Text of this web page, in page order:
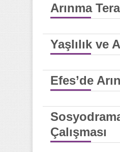
Arınma
Yaşlılık ve
Efes’de
Çalışması